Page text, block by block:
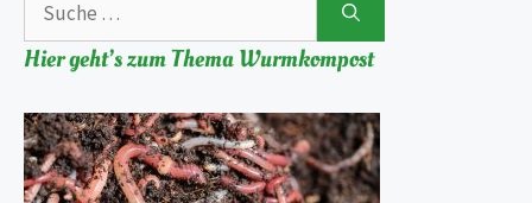
Hier geht’s zum Thema Wurmkompost